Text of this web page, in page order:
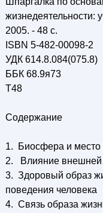
жизнедеятельности:
2005. - 48 с.
ISBN 5-482-00098-2
УДК 614.8.084(075.8)
ББК 68.9я73
Т48
Содержание
1. Биосфера и место
2. Влияние внешней
3. Здоровый образ
поведения человека
4. Связь образа